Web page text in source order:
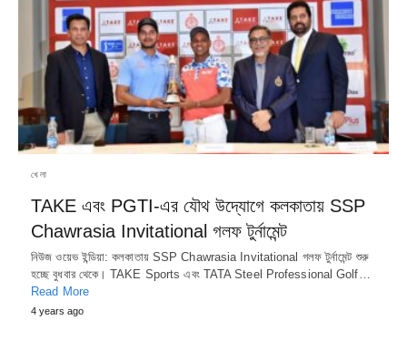
খেলা
TAKE এবং PGTI-এর যৌথ উদ্যোগে কলকাতায় SSP
Chawrasia Invitational গলফ টুর্নামেন্ট
নিউজ ওয়েভ ইন্ডিয়া: কলকাতায় SSP Chawrasia Invitational গলফ টুর্নামেন্ট শুরু
হচ্ছে বুধবার থেকে। TAKE Sports এবং TATA Steel Professional Golf…
Read More
4 years ago